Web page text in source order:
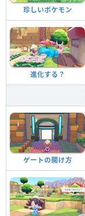
珍しいポケモン
進化する？
ゲートの開け方